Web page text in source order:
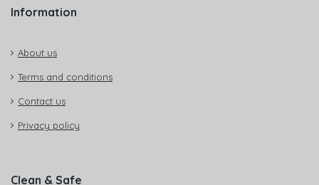
Information
About us
Terms and conditions
Contact us
Privacy policy
Clean & Safe